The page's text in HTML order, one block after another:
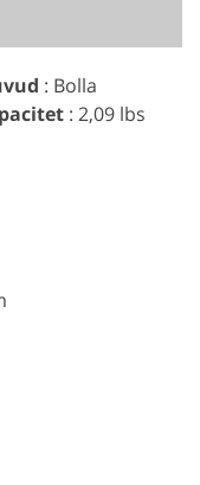
: Bolla
: 2,09 lbs